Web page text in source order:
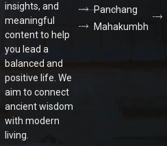
insights, and
meaningful
content to help
you lead a
balanced and
positive life. We
aim to connect
ancient wisdom
with modern
living.
Panchang
Mahakumbh